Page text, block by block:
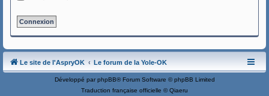
Le site de l'AspryOK Le forum de la Yole-OK
Développé par phpBB® Forum Software © phpBB Limited
Traduction française officielle ©Qiaeru